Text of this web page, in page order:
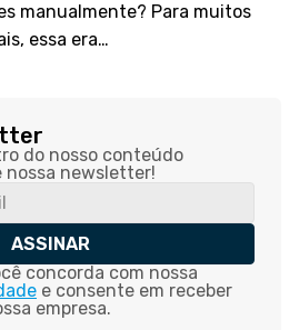
manualmente? Para muitos
essa era…
do nosso conteúdo
nossa newsletter!
ASSINAR
concorda com nossa
e consente em receber
empresa.